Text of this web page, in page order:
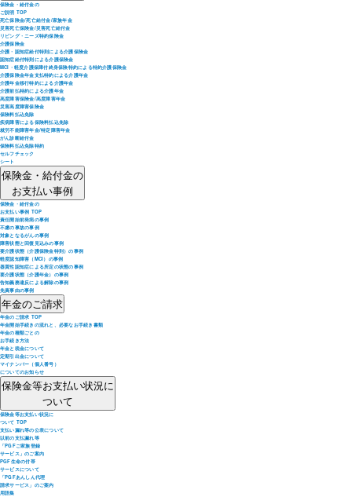
保険金・給付金の
ご説明 TOP
死亡保険金/死亡給付金/家族年金
災害死亡保険金/災害死亡給付金
リビング・ニーズ特約保険金
介護保険金
介護・認知症給付特則による介護保険金
認知症給付特則による介護保険金
MCI・軽度介護保障付終身保険特約による特約介護保険金
介護保険金年金支払特約による介護年金
介護年金移行特約による介護年金
介護前払特約による介護年金
高度障害保険金/高度障害年金
災害高度障害保険金
保険料払込免除
疾病障害による保険料払込免除
就労不能障害年金/特定障害年金
がん診断給付金
保険料払込免除特約
セルフチェック
シート
保険金・給付金の
お支払い事例
保険金・給付金の
お支払い事例 TOP
責任開始前発病の事例
不慮の事故の事例
対象となるがんの事例
障害状態と回復見込みの事例
要介護状態（介護保険金特則）の事例
軽度認知障害（MCI）の事例
器質性認知症による所定の状態の事例
要介護状態（介護年金）の事例
告知義務違反による解除の事例
免責事由の事例
年金のご請求
年金のご請求 TOP
年金開始手続きの流れと、必要なお手続き書類
年金の種類ごとの
お手続き方法
年金と税金について
定期引出金について
マイナンバー（個人番号）
についてのお知らせ
保険金等お支払い状況に
ついて
保険金等お支払い状況に
ついて TOP
支払い漏れ等の公表について
以前の支払漏れ等
「PGFご家族登録
サービス」のご案内
PGF生命の付帯
サービスについて
「PGFあんしん代理
請求サービス」のご案内
用語集